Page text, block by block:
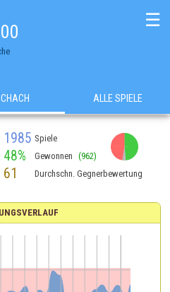
☰
ALLE SPIELE
1985 Spiele
48% Gewonnen (962)
61 Durchschn. Gegnerbewertung